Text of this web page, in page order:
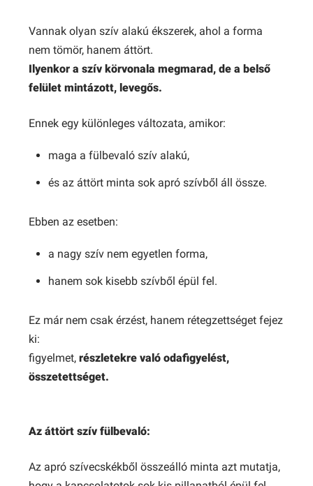
Vannak olyan szív alakú ékszerek, ahol a forma
nem tömör, hanem áttört.
Ilyenkor a szív körvonala megmarad, de a belső
felület mintázott, levegős.
Ennek egy különleges változata, amikor:
maga a fülbevaló szív alakú,
és az áttört minta sok apró szívből áll össze.
Ebben az esetben:
a nagy szív nem egyetlen forma,
hanem sok kisebb szívből épül fel.
Ez már nem csak érzést, hanem rétegzettséget fejez
ki:
figyelmet, részletekre való odafigyelést,
összetettséget.
Az áttört szív fülbevaló:
Az apró szívecskékből összeálló minta azt mutatja,